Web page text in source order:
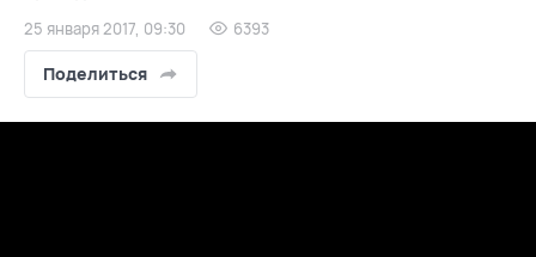
25 января 2017, 09:30 6393
Поделиться